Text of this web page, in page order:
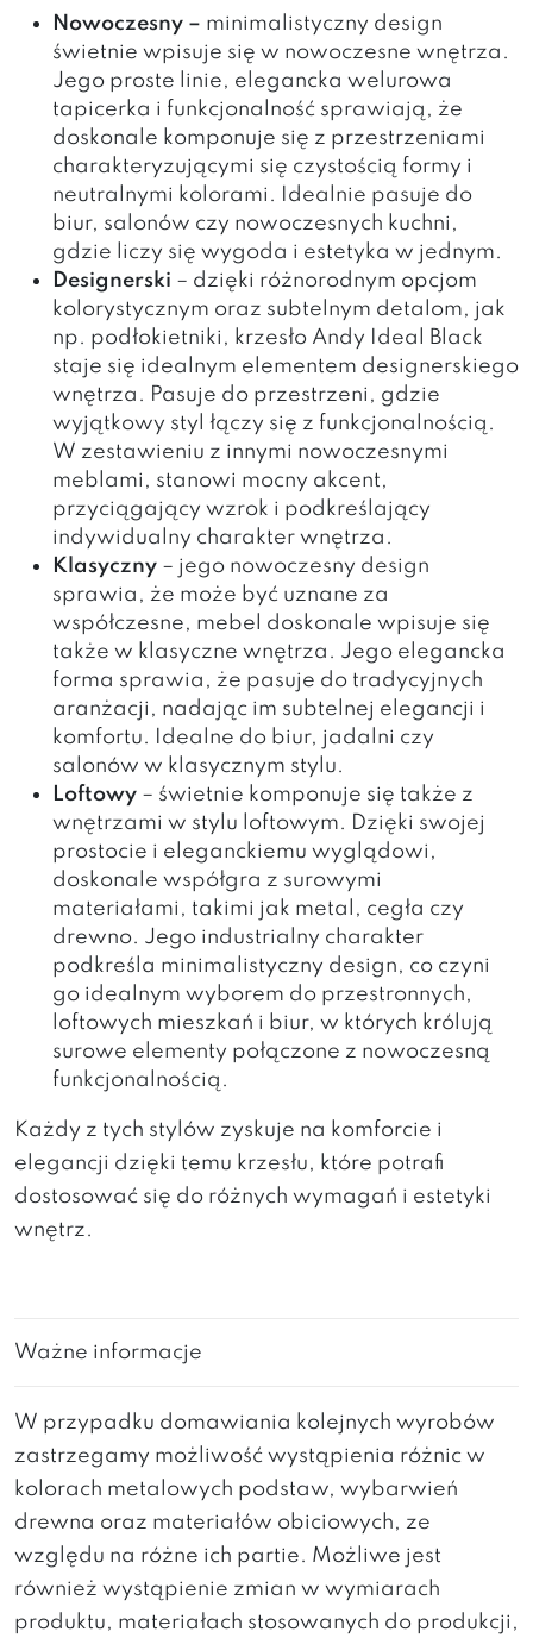
Nowoczesny – minimalistyczny design
świetnie wpisuje się w nowoczesne wnętrza.
Jego proste linie, elegancka welurowa
tapicerka i funkcjonalność sprawiają, że
doskonale komponuje się z przestrzeniami
charakteryzującymi się czystością formy i
neutralnymi kolorami. Idealnie pasuje do
biur, salonów czy nowoczesnych kuchni,
gdzie liczy się wygoda i estetyka w jednym.
Designerski – dzięki różnorodnym opcjom
kolorystycznym oraz subtelnym detalom, jak
np. podłokietniki, krzesło Andy Ideal Black
staje się idealnym elementem designerskiego
wnętrza. Pasuje do przestrzeni, gdzie
wyjątkowy styl łączy się z funkcjonalnością.
W zestawieniu z innymi nowoczesnymi
meblami, stanowi mocny akcent,
przyciągający wzrok i podkreślający
indywidualny charakter wnętrza.
Klasyczny – jego nowoczesny design
sprawia, że może być uznane za
współczesne, mebel doskonale wpisuje się
także w klasyczne wnętrza. Jego elegancka
forma sprawia, że pasuje do tradycyjnych
aranżacji, nadając im subtelnej elegancji i
komfortu. Idealne do biur, jadalni czy
salonów w klasycznym stylu.
Loftowy – świetnie komponuje się także z
wnętrzami w stylu loftowym. Dzięki swojej
prostocie i eleganckiemu wyglądowi,
doskonale współgra z surowymi
materiałami, takimi jak metal, cegła czy
drewno. Jego industrialny charakter
podkreśla minimalistyczny design, co czyni
go idealnym wyborem do przestronnych,
loftowych mieszkań i biur, w których królują
surowe elementy połączone z nowoczesną
funkcjonalnością.
Każdy z tych stylów zyskuje na komforcie i
elegancji dzięki temu krzesłu, które potrafi
dostosować się do różnych wymagań i estetyki
wnętrz.
Ważne informacje
W przypadku domawiania kolejnych wyrobów
zastrzegamy możliwość wystąpienia różnic w
kolorach metalowych podstaw, wybarwień
drewna oraz materiałów obiciowych, ze
względu na różne ich partie. Możliwe jest
również wystąpienie zmian w wymiarach
produktu, materiałach stosowanych do produkcji,